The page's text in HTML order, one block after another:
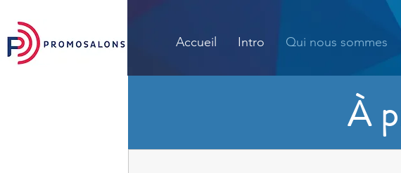
Accueil Intro Qui nous sommes
À